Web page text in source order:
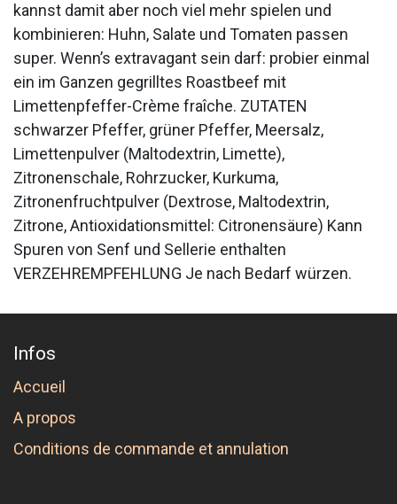
kannst damit aber noch viel mehr spielen und
kombinieren: Huhn, Salate und Tomaten passen
super. Wenn’s extravagant sein darf: probier einmal
ein im Ganzen gegrilltes Roastbeef mit
Limettenpfeffer-Crème fraîche. ZUTATEN
schwarzer Pfeffer, grüner Pfeffer, Meersalz,
Limettenpulver (Maltodextrin, Limette),
Zitronenschale, Rohrzucker, Kurkuma,
Zitronenfruchtpulver (Dextrose, Maltodextrin,
Zitrone, Antioxidationsmittel: Citronensäure) Kann
Spuren von Senf und Sellerie enthalten
VERZEHREMPFEHLUNG Je nach Bedarf würzen.
Infos
Accueil
A propos
Conditions de commande et annulation